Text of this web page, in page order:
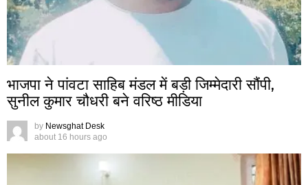
भाजपा ने पांवटा साहिब मंडल में बड़ी जिम्मेदारी सौंपी,
सुनील कुमार चौधरी बने वरिष्ठ मीडिया
by Newsghat Desk
about 16 hours ago